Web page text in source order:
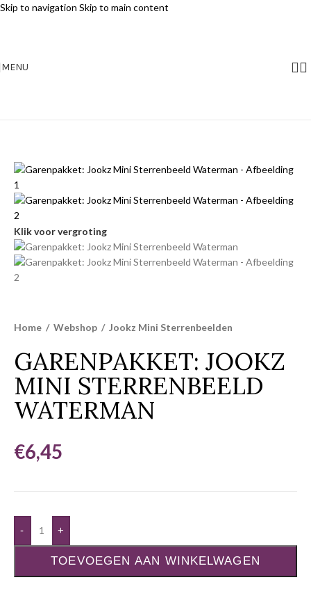
Skip to navigation Skip to main content
MENU
Klik voor vergroting
Home / Webshop / Jookz Mini Sterrenbeelden
GARENPAKKET: JOOKZ
MINI STERRENBEELD
WATERMAN
€6,45
- +
TOEVOEGEN AAN WINKELWAGEN